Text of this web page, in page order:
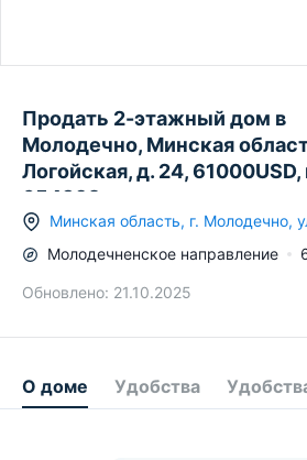
Продать 2-этажный дом в
Молодечно, Минская
Логойская, д. 24, 61000USD,
654392
Минская область, г. Молодечно,
Молодечненское направление
Обновлено: 21.10.2025
О доме Удобства